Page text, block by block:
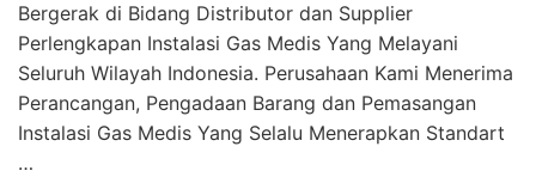
Bergerak di Bidang Distributor dan Supplier
Perlengkapan Instalasi Gas Medis Yang Melayani
Seluruh Wilayah Indonesia. Perusahaan Kami Menerima
Perancangan, Pengadaan Barang dan Pemasangan
Instalasi Gas Medis Yang Selalu Menerapkan Standart
…